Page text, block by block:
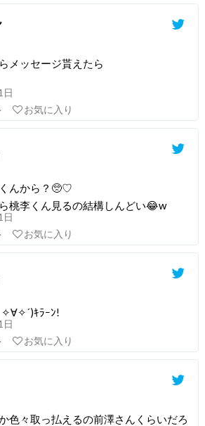
メッセージ貰えたら
日
お気に入り
んから？🥺♡
桃李くん見るの結構しんどい😂w
日
お気に入り
✧∀✧´)ｷﾗｰﾝ!
日
お気に入り
色々取っ払えるの前澤さんくらいだろ